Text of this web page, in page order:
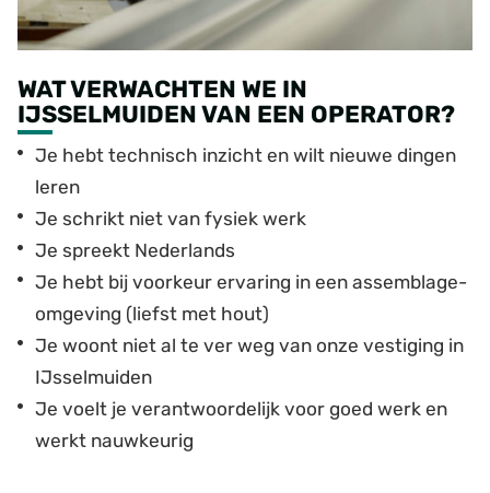
WAT VERWACHTEN WE IN
IJSSELMUIDEN VAN EEN OPERATOR?
Je hebt technisch inzicht en wilt nieuwe dingen
leren
Je schrikt niet van fysiek werk
Je spreekt Nederlands
Je hebt bij voorkeur ervaring in een assemblage-
omgeving (liefst met hout)
Je woont niet al te ver weg van onze vestiging in
IJsselmuiden
Je voelt je verantwoordelijk voor goed werk en
werkt nauwkeurig